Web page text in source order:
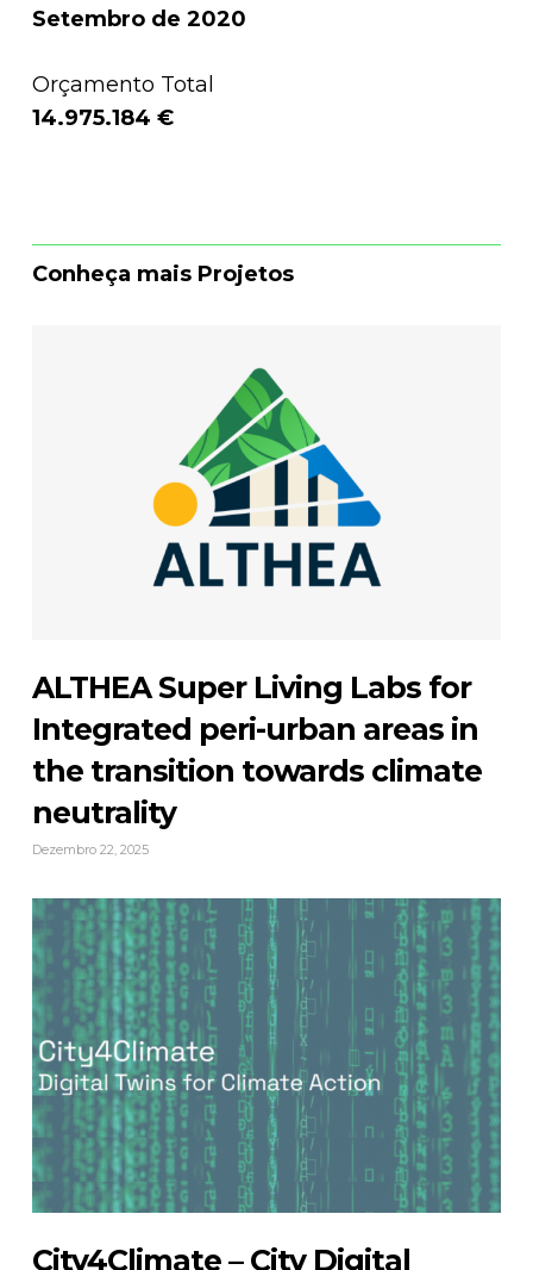
Setembro de 2020
Orçamento Total
14.975.184 €
Conheça mais Projetos
ALTHEA Super Living Labs for
Integrated peri-urban areas in
the transition towards climate
neutrality
Dezembro 22, 2025
City4Climate – City Digital